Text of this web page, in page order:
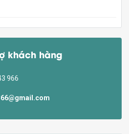
khách hàng
966